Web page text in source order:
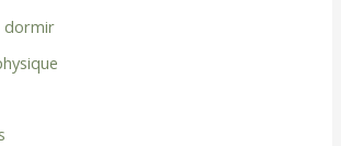
dormir